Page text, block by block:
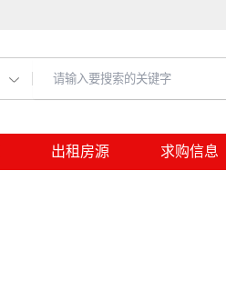
出租房源 求购信息